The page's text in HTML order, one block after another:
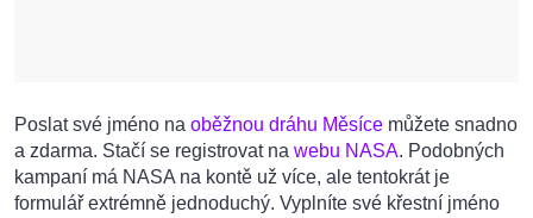
Poslat své jméno na oběžnou dráhu Měsíce můžete snadno
a zdarma. Stačí se registrovat na webu NASA. Podobných
kampaní má NASA na kontě už více, ale tentokrát je
formulář extrémně jednoduchý. Vyplníte své křestní jméno